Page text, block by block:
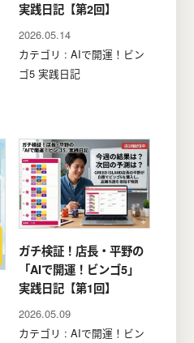
実践日記【第2回】
2026.05.14
カテゴリ : AIで開運！ビン
ゴ5 実践日記
ガチ検証！店長・平野の
「AIで開運！ビンゴ5」
実践日記【第1回】
2026.05.09
カテゴリ : AIで開運！ビン